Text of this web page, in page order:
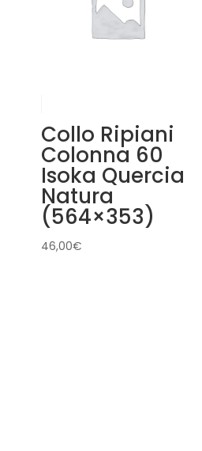
Collo Ripiani
Colonna 60
Isoka Quercia
Natura
(564×353)
46,00€